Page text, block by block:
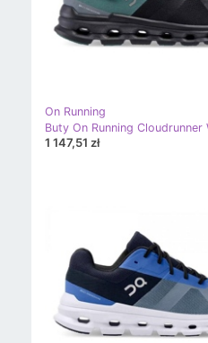
On Running
1 147,51 zł